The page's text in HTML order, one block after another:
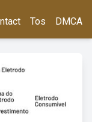
Tos DMCA